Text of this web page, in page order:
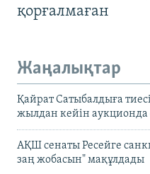
қорғалмаған
Жаңалықтар
Қайрат Сатыбалдыға
жылдан кейін аукционда
АҚШ сенаты Ресейге
заң жобасын" мақұлдады